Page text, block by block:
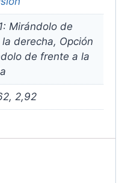
Mirándolo de
derecha, Opción
de frente a la
2,92